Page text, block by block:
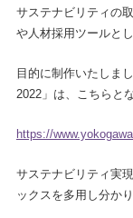
サステナビリティの
や人材採用ツールと
目的に制作いたしま
2022」は、こちらと
https://
サステナビリティ実
ックスを多用し分か